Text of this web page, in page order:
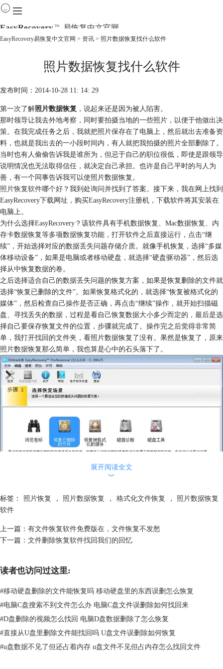
EasyRecovery TM 易恢复中文官网
购买
线下数据恢复
EasyRecovery易恢复中文官网 > 资讯 > 照片数据恢复找什么软件
照片数据恢复找什么软件
发布时间：2014-10-28 11: 14: 29
第一次了解照片数据恢复 ，说起来还是因为被人陷害。
那时领导让我去外地考察，同时要拍摄当地的一些照片，以便于他做出决
策。在我完成任务之后，我就把照片保存在了电脑上，然后就出去准备资
料，也就是我出去的一小段时间内，有人就把我拍摄的照片全部删除了。
当时也有人偷偷告诉我是谁所为，但忌于自己的职位很低，即使是跟领导
说明情况也无法取得信任，就决定自己承担。也许是自己平时的与人为
善，有一个同事告诉我可以使照片数据恢复。
照片恢复软件哪个好 ？我到处询问并找到了答案。接下来，我在网上找到
EasyRecovery下载网址，购买EasyRecovery注册机，下载软件将其安装在
电脑上。
为什么选择EasyRecovery？该软件具有手机数据恢复、Mac数据恢复、内
存卡数据恢复等多项数据恢复功能，打开软件之后直接运行，点击“继
续”，开始选择对应的数据丢失问题存储介质。就像手机恢复，选择“多媒
体移动设备”，如果是电脑或者移动硬盘，就选择“硬盘驱动器”，然后选
择从中恢复数据的卷。
之后选择适合自己的数据丢失问题的恢复方案，如果是恢复删除的文件就
选择“恢复已删除的文件”。如果恢复格式化的，就选择“恢复被格式化的
媒体”，然后检查自己操作是否正确，再点击“继续”操作，就开始扫描磁
盘、寻找丢失的数据，过程是看自己恢复数据大小多少而定的，最后是选
择自己要保存恢复文件的位置，步骤就完成了。操作完之后觉得非常简
单，我打开找回的文件夹，看照片数据恢复了没有。果然是恢复了，原来
照片数据恢复那么简单，我也算是心中的石头落下了。
从那以后，这个 数据恢复软件一直在我电脑上，因为它不仅可以使照片数
据恢复，也可以恢复其他被格式化的东西，也算是防止再次遇害吧。
展开阅读全文
︾
标签： 照片恢复 ， 照片数据恢复 ， 格式化文件恢复 ，
照片数据恢复
软件
上一篇： 有文件恢复软件免费版在，文件恢复不发愁
下一篇： 文件删除恢复软件找回我们的回忆
读者也访问过这里:
#移动硬盘删除的文件能恢复吗 移动硬盘里的东西误删怎么恢复
#电脑C盘搜索不到文件怎么办 电脑C盘文件误删除如何找回来
#D盘删除的视频怎么找回 电脑D盘数据删除了怎么恢复
#直接从U盘里删除文件能找回吗 U盘文件误删除如何恢复
#u盘数据不见了但还占着内存 u盘文件不见但占内存怎么找回文件